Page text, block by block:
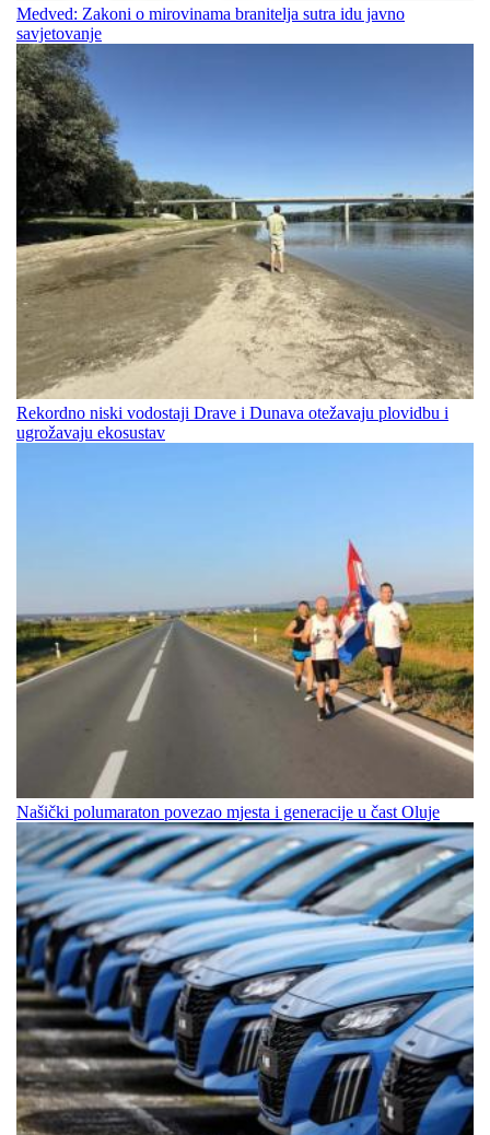
Medved: Zakoni o mirovinama branitelja sutra idu javno
savjetovanje
Rekordno niski vodostaji Drave i Dunava otežavaju plovidbu i
ugrožavaju ekosustav
Našički polumaraton povezao mjesta i generacije u čast Oluje